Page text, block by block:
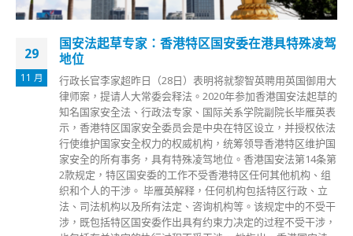
29
11 月
国安法起草专家：香港特区国安委在港具特殊凌驾
地位
行政长官李家超昨日（28日）表明将就黎智英聘用英国御用大
律师案，提请人大常委会释法。2020年参加香港国安法起草的
知名国家安全法、行政法专家、国际关系学院副院长毕雁英表
示，香港特区国家安全委员会是中央在特区设立，并授权依法
行使维护国家安全权力的权威机构，统筹领导香港特区维护国
家安全的所有事务，具有特殊凌驾地位。香港国安法第14条第
2款规定，特区国安委的工作不受香港特区任何其他机构、组
织和个人的干涉。 毕雁英解释，任何机构包括特区行政、立
法、司法机构以及所有法定、咨询机构等。该规定中的不受干
涉，既包括特区国安委作出具有约束力决定的过程不受干涉，